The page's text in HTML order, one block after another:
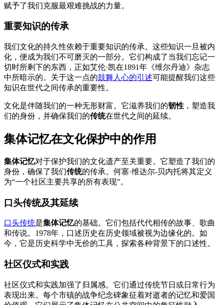
赋予了我们克服最艰难挑战的力量。
重要知识的传承
我们文化的持久性依赖于重要知识的传承。这些知识一旦被内
化，便成为我们不可磨灭的一部分。它们构成了当我们忘记一
切时所剩下的东西，正如艾伦·凯在1891年《维尔丹迪》杂志
中所暗示的。关于这一点的鼓舞人心的引述可能提醒我们这些
知识在世代之间传承的重要性。
文化是伴随我们的一种无形财富。它滋养我们的韧性 ，塑造我
们的身份，并确保我们的传统在世代之间的延续。
集体记忆在文化保护中的作用
集体记忆对于保护我们的文化遗产至关重要。它塑造了我们的
身份，确保了我们传统的传承。何塞·维达尔-贝内托将其定义
为“一个社区主要共享的所有表现”。
口头传统及其延续
口头传统是集体记忆的基础。它们包括代代相传的故事、歌曲
和传说。1978年，口述历史在历史领域被视为边缘化的。如
今，它是历史科学中无价的工具，探索各种背景下的口述性。
社区仪式和实践
社区仪式和实践加强了归属感。它们通过传统节日或日常行为
表现出来。每个市镇的战争纪念碑象征着对逝者的记忆和爱国